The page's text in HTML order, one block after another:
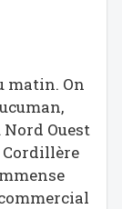
matin. On
Ouest
Cordillère